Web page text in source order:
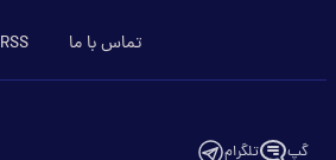
تماس با ما RSS
گپ تلگرام